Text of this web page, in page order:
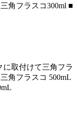
角フラスコ300ml ■
に取付けて三角フラ
角フラスコ 500mL